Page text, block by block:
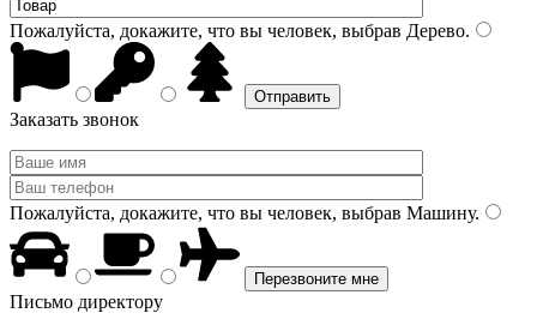
Пожалуйста, докажите, что вы человек, выбрав Дерево.
Заказать звонок
Пожалуйста, докажите, что вы человек, выбрав Машину.
Письмо директору